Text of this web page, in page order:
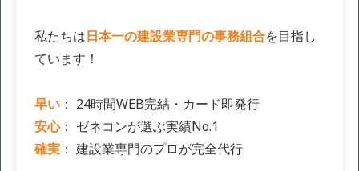
私たちは日本一の建設業専門の事務組合を目指し
ています！
早い： 24時間WEB完結・カード即発行
安心： ゼネコンが選ぶ実績No.1
確実： 建設業専門のプロが完全代行